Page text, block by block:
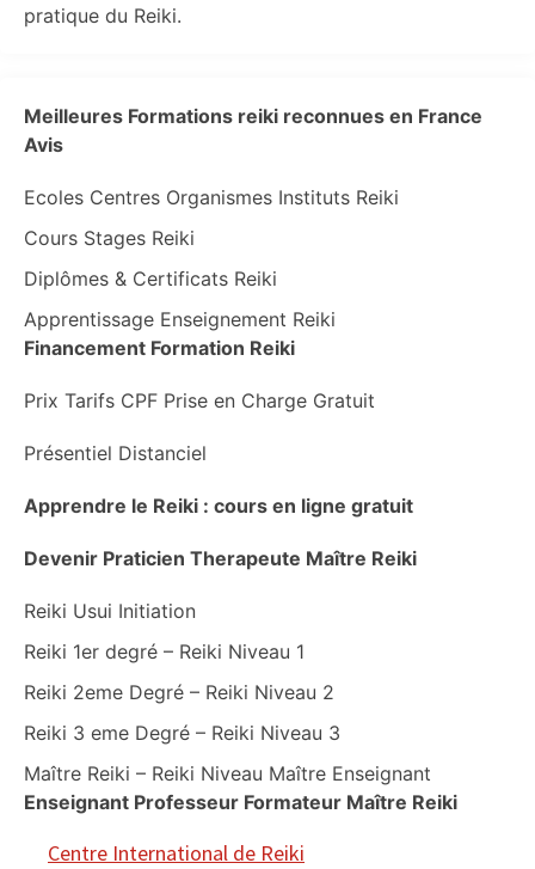
pratique du Reiki.
Meilleures Formations reiki reconnues en France
Avis
Ecoles Centres Organismes Instituts Reiki
Cours Stages Reiki
Diplômes & Certificats Reiki
Apprentissage Enseignement Reiki
Financement Formation Reiki
Prix Tarifs CPF Prise en Charge Gratuit
Présentiel Distanciel
Apprendre le Reiki : cours en ligne gratuit
Devenir Praticien Therapeute Maître Reiki
Reiki Usui Initiation
Reiki 1er degré – Reiki Niveau 1
Reiki 2eme Degré – Reiki Niveau 2
Reiki 3 eme Degré – Reiki Niveau 3
Maître Reiki – Reiki Niveau Maître Enseignant
Enseignant Professeur Formateur Maître Reiki
Centre International de Reiki